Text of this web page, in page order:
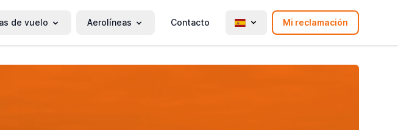
de vuelo Aerolíneas Contacto Mi reclamación